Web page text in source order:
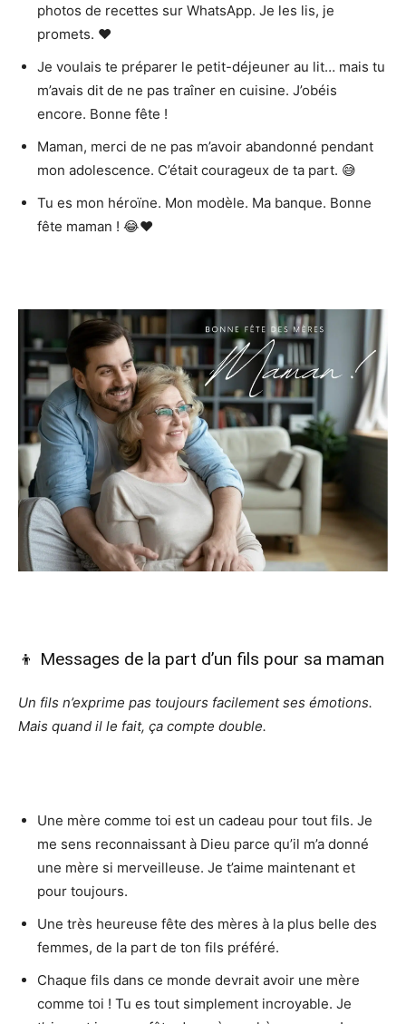
photos de recettes sur WhatsApp. Je les lis, je
promets. ❤️
Je voulais te préparer le petit-déjeuner au lit… mais tu
m’avais dit de ne pas traîner en cuisine. J’obéis
encore. Bonne fête !
Maman, merci de ne pas m’avoir abandonné pendant
mon adolescence. C’était courageux de ta part. 😅
Tu es mon héroïne. Mon modèle. Ma banque. Bonne
fête maman ! 😂❤️
👦 Messages de la part d’un fils pour sa maman
Un fils n’exprime pas toujours facilement ses émotions.
Mais quand il le fait, ça compte double.
Une mère comme toi est un cadeau pour tout fils. Je
me sens reconnaissant à Dieu parce qu’il m’a donné
une mère si merveilleuse. Je t’aime maintenant et
pour toujours.
Une très heureuse fête des mères à la plus belle des
femmes, de la part de ton fils préféré.
Chaque fils dans ce monde devrait avoir une mère
comme toi ! Tu es tout simplement incroyable. Je